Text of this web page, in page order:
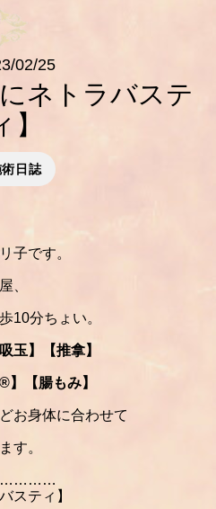
02/25
ネトラバステ
】
日誌
子です。
、
10分ちょい。
玉】【推拿】
】【腸もみ】
お身体に合わせて
す。
スティ】